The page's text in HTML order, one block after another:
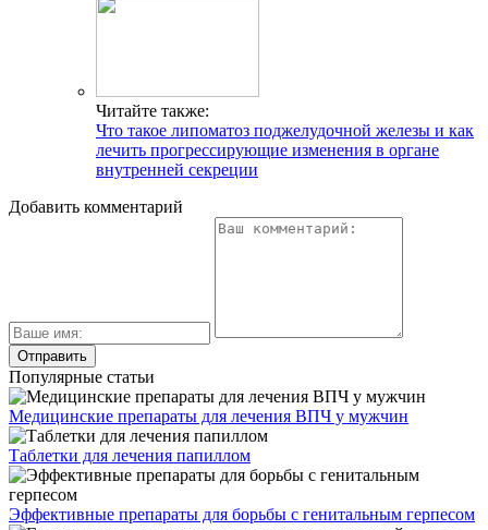
Читайте также:
Что такое липоматоз поджелудочной железы и как
лечить прогрессирующие изменения в органе
внутренней секреции
Добавить комментарий
Популярные статьи
Медицинские препараты для лечения ВПЧ у мужчин
Таблетки для лечения папиллом
Эффективные препараты для борьбы с генитальным герпесом